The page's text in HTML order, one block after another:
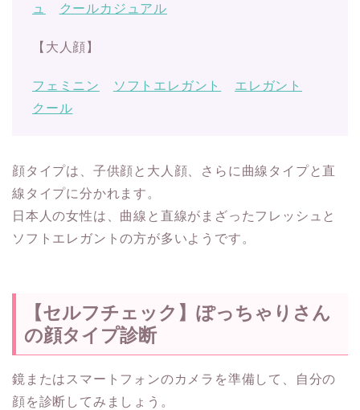
ュ
クールカジュアル
【大人顔】
フェミニン ソフトエレガント
エレガント
クール
顔タイプは、子供顔と大人顔、さらに曲線タイプと直
線タイプに分かれます。
日本人の女性は、曲線と直線がまざったフレッシュと
ソフトエレガントの方が多いようです。
【セルフチェック】ぽっちゃりさん
の顔タイプ診断
鏡またはスマートフォンのカメラを準備して、自分の
顔を診断してみましょう。